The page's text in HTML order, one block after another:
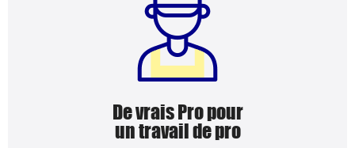
De vrais Pro pour
un travail de pro